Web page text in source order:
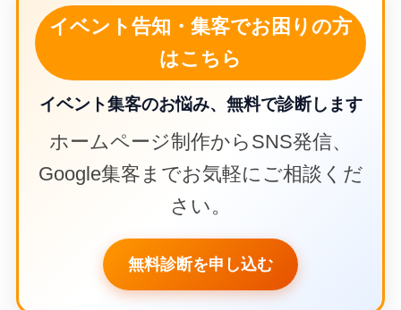
イベント告知・集客でお困りの方
はこちら
イベント集客のお悩み、無料で診断します
ホームページ制作からSNS発信、
Google集客までお気軽にご相談くだ
さい。
無料診断を申し込む